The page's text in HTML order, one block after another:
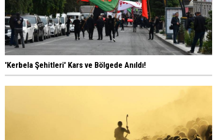
'Kerbela Şehitleri' Kars ve Bölgede Anıldı!